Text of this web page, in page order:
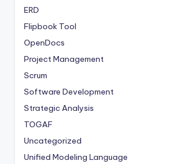
ERD
Flipbook Tool
OpenDocs
Project Management
Scrum
Software Development
Strategic Analysis
TOGAF
Uncategorized
Unified Modeling Language